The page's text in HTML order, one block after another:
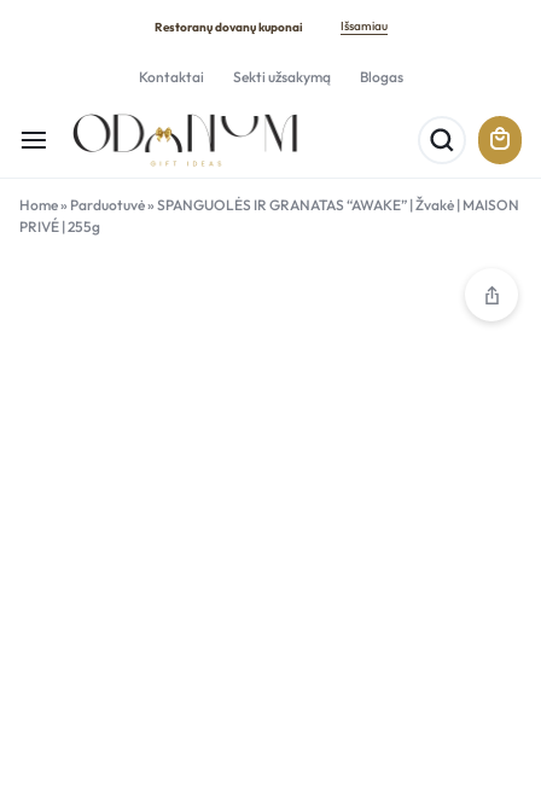
Restoranų dovanų kuponai Išsamiau
Kontaktai Sekti užsakymą Blogas
Home» Parduotuvė» SPANGUOLĖS IR GRANATAS “AWAKE” | Žvakė | MAISON
PRIVÉ | 255g